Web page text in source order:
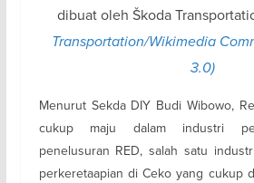
dibuat oleh Škoda
Transportation/Wikimedia
3.0)
Menurut Sekda DIY Budi Wibowo,
cukup maju dalam industri
penelusuran RED, salah satu
perkeretaapian di Ceko yang cukup